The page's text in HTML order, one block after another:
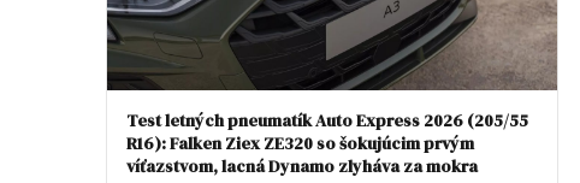
Test letných pneumatík Auto Express 2026 (205/55
R16): Falken Ziex ZE320 so šokujúcim prvým
víťazstvom, lacná Dynamo zlyháva za mokra